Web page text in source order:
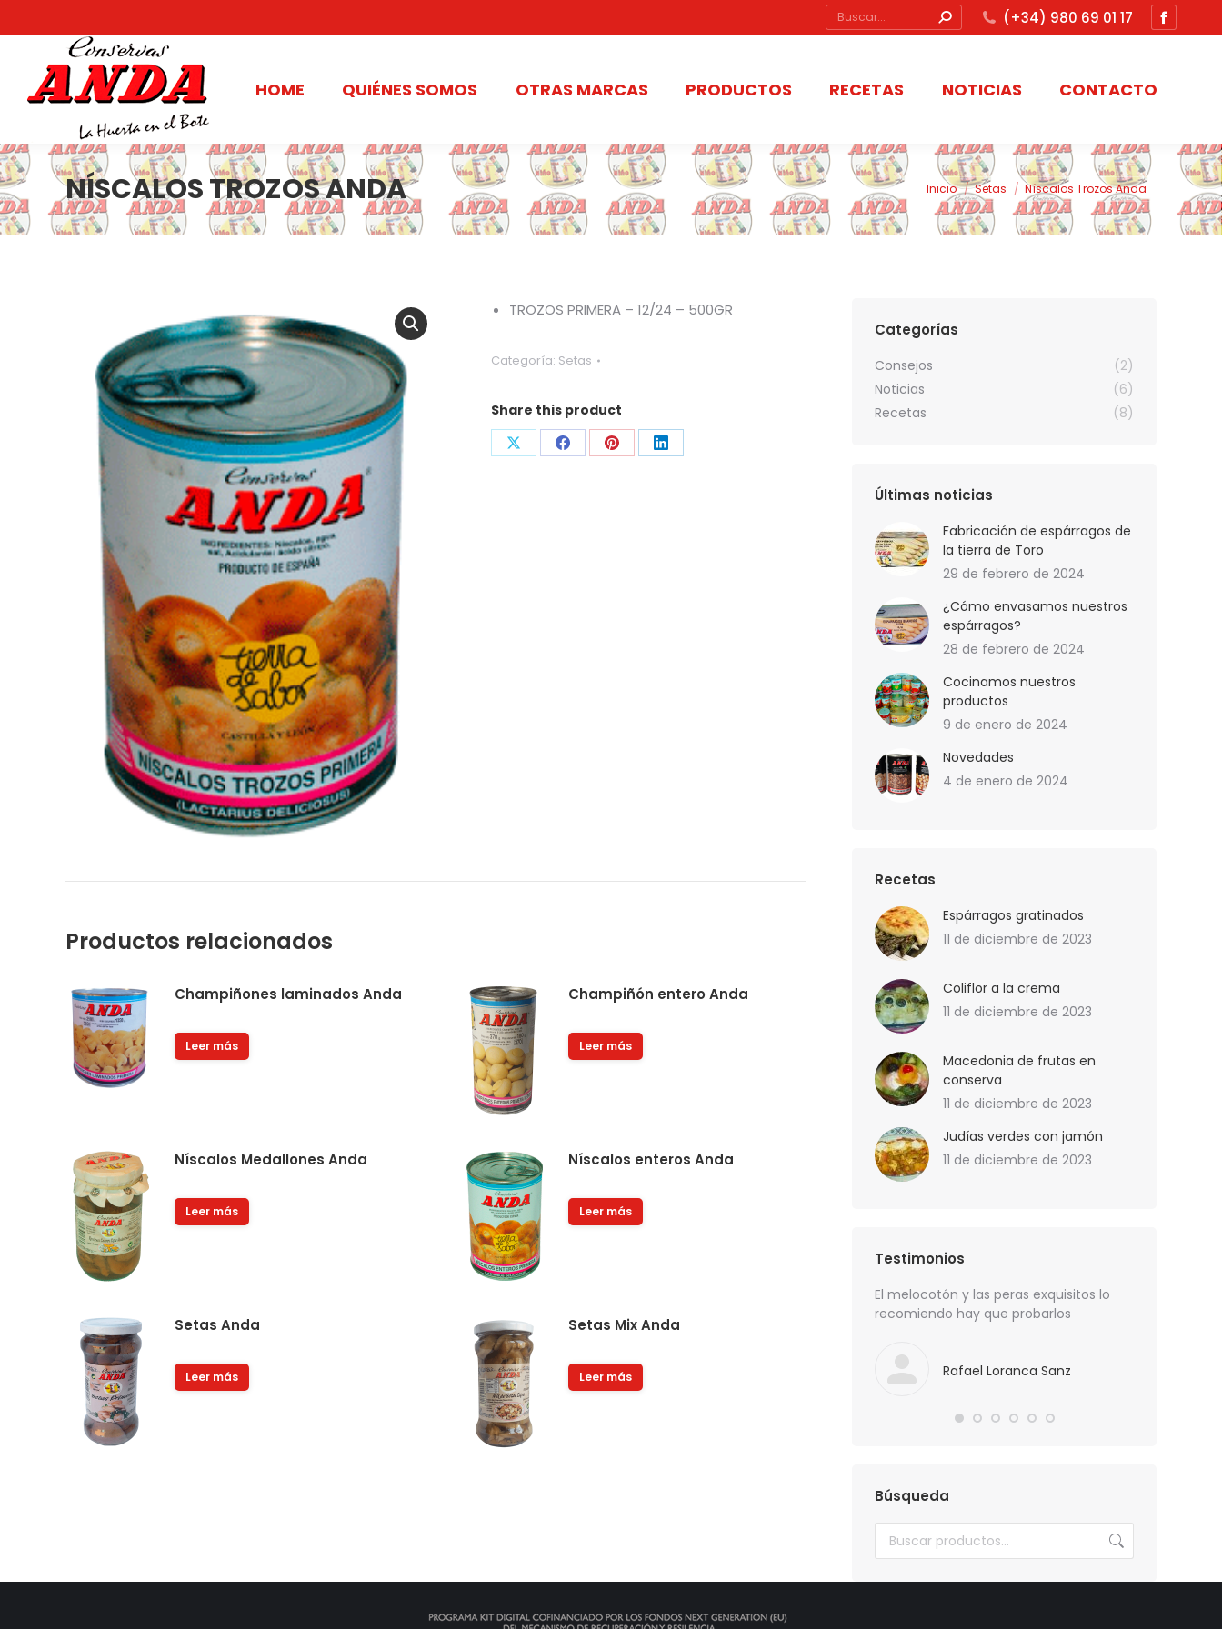
Buscar: (+34) 980 69 01 17
Abrir
HOME QUIÉNES SOMOS OTRAS MARCAS PRODUCTOS RECETAS NOTICIAS CONTACTO
NÍSCALOS TROZOS ANDA Estás aquí:
Inicio Setas Níscalos Trozos Anda
TROZOS PRIMERA – 12/24 – 500GR
Categoría: Setas
Share this product
CompartirCompartirCompartirCompartir
Productos relacionados
Champiñones laminados Anda
Leer más
Champiñón entero Anda
Leer más
Níscalos Medallones Anda
Leer más
Níscalos enteros Anda
Leer más
Setas Anda
Leer más
Setas Mix Anda
Leer más
Categorías
Consejos
(2)
Noticias
(6)
Recetas
(8)
Últimas noticias
Fabricación de espárragos de
la tierra de Toro
29 de febrero de 2024
¿Cómo envasamos nuestros
espárragos?
28 de febrero de 2024
Cocinamos nuestros
productos
9 de enero de 2024
Novedades
4 de enero de 2024
Recetas
Espárragos gratinados
11 de diciembre de 2023
Coliflor a la crema
11 de diciembre de 2023
Macedonia de frutas en
conserva
11 de diciembre de 2023
Judías verdes con jamón
11 de diciembre de 2023
Testimonios
Angeles Maria Rodriguez
precio
El melocotón y las peras exquisitos lo
recomiendo hay que probarlos
Rafael Loranca Sanz
Búsqueda